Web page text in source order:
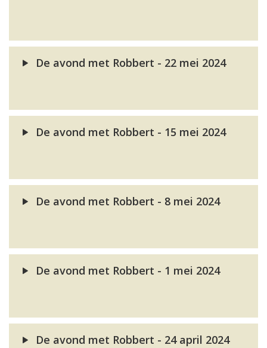
De avond met Robbert - 22 mei 2024
De avond met Robbert - 15 mei 2024
De avond met Robbert - 8 mei 2024
De avond met Robbert - 1 mei 2024
De avond met Robbert - 24 april 2024